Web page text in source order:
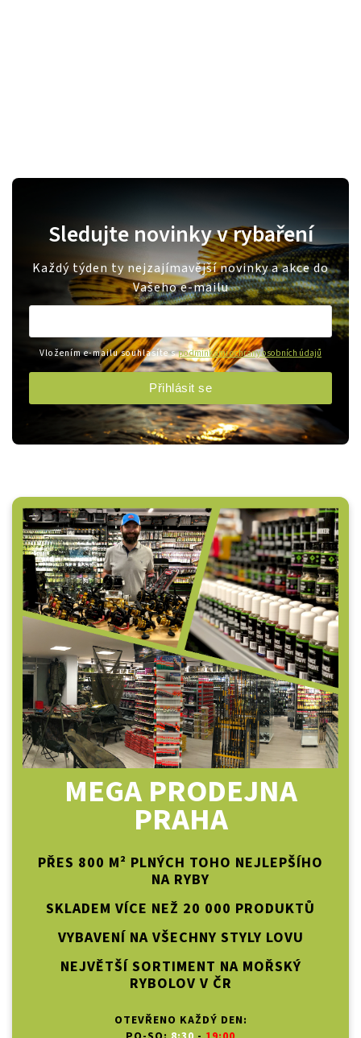
MEGA PRODEJNA
PRAHA
PŘES 800 M² PLNÝCH TOHO NEJLEPŠÍHO
NA RYBY
SKLADEM VÍCE NEŽ 20 000 PRODUKTŮ
VYBAVENÍ NA VŠECHNY STYLY LOVU
NEJVĚTŠÍ SORTIMENT NA MOŘSKÝ
RYBOLOV V ČR
OTEVŘENO KAŽDÝ DEN:
Sledujte novinky v rybaření
Každý týden ty nejzajímavější novinky a akce do
Vašeho e-mailu
Vložením e-mailu souhlasíte spodmínkami ochrany osobních údajů
Přihlásit se